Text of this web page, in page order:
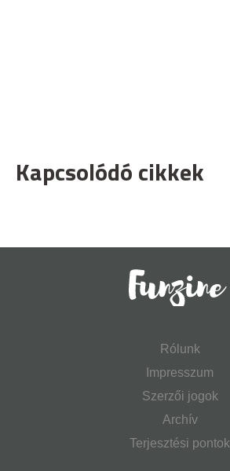
Kapcsolódó cikkek
Rólunk
Impresszum
Szerzői jogok
Archív
Terjesztési pontok